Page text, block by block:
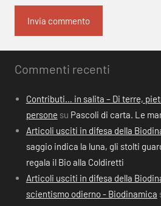
Commenti recenti
Contributi… in salita – Di terre,
persone su Pascoli di carta. Le
Articoli usciti in difesa della
saggio indica la luna, gli stolti
regala il Bio alla Coldiretti
Articoli usciti in difesa della
scientismo odierno - Biodinamica